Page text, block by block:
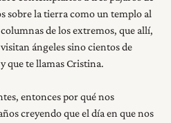
sobre la tierra como un templo al
de los extremos, que allí,
ángeles sino cientos de
que te llamas Cristina.
entonces por qué nos
creyendo que el día en que nos